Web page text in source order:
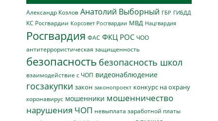
Александр Козлов Анатолий Выборный ГБР ГИБДД
КС Росгвардии Корсовет Росгвардии МВД Нацгвардия
Росгвардия ФАС ФКЦ РОС ЧОО
антитеррористическая защищенность
безопасность безопасность школ
взаимодействие с ЧОП видеонаблюдение
госзакупки закон законопроект конкурс на охрану
коронавирус мошенники мошенничество
нарушения ЧОП невыплата заработной платы